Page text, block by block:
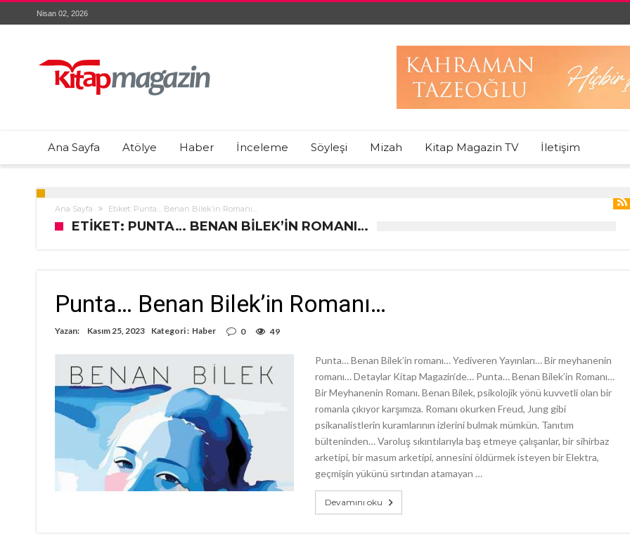
Nisan 02, 2026
Ana Sayfa Atölye Haber İnceleme Söyleşi Mizah Kitap Magazin TV İletişim
Ana Sayfa Etiket: Punta… Benan Bilek’in Romanı…
ETIKET: PUNTA… BENAN BILEK’IN ROMANI…
Punta… Benan Bilek’in Romanı…
Yazan: Kasım 25, 2023 Kategori : Haber 0 49
Punta… Benan Bilek’in romanı… Yediveren Yayınları… Bir meyhanenin
romanı… Detaylar Kitap Magazin‘de… Punta… Benan Bilek’in Romanı…
Bir Meyhanenin Romanı. Benan Bilek, psikolojik yönü kuvvetli olan bir
romanla çıkıyor karşımıza. Romanı okurken Freud, Jung gibi
psikanalistlerin kuramlarının izlerini bulmak mümkün. Tanıtım
bülteninden… Varoluş sıkıntılarıyla baş etmeye çalışanlar, bir sihirbaz
arketipi, bir masum arketipi, annesini öldürmek isteyen bir Elektra,
geçmişin yükünü sırtından atamayan …
Devamını oku